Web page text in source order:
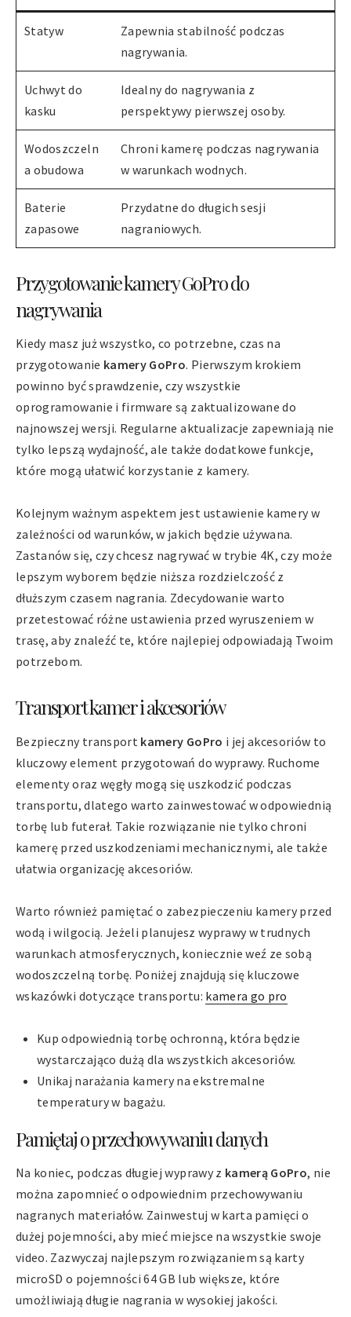
Statyw
Zapewnia stabilność podczas
nagrywania.
Uchwyt do
kasku
Idealny do nagrywania z
perspektywy pierwszej osoby.
Wodoszczeln
a obudowa
Chroni kamerę podczas nagrywania
w warunkach wodnych.
Baterie
zapasowe
Przydatne do długich sesji
nagraniowych.
Przygotowanie kamery GoPro do
nagrywania
Kiedy masz już wszystko, co potrzebne, czas na
przygotowanie kamery GoPro. Pierwszym krokiem
powinno być sprawdzenie, czy wszystkie
oprogramowanie i firmware są zaktualizowane do
najnowszej wersji. Regularne aktualizacje zapewniają nie
tylko lepszą wydajność, ale także dodatkowe funkcje,
które mogą ułatwić korzystanie z kamery.
Kolejnym ważnym aspektem jest ustawienie kamery w
zależności od warunków, w jakich będzie używana.
Zastanów się, czy chcesz nagrywać w trybie 4K, czy może
lepszym wyborem będzie niższa rozdzielczość z
dłuższym czasem nagrania. Zdecydowanie warto
przetestować różne ustawienia przed wyruszeniem w
trasę, aby znaleźć te, które najlepiej odpowiadają Twoim
potrzebom.
Transport kamer i akcesoriów
Bezpieczny transport kamery GoPro i jej akcesoriów to
kluczowy element przygotowań do wyprawy. Ruchome
elementy oraz węgły mogą się uszkodzić podczas
transportu, dlatego warto zainwestować w odpowiednią
torbę lub futerał. Takie rozwiązanie nie tylko chroni
kamerę przed uszkodzeniami mechanicznymi, ale także
ułatwia organizację akcesoriów.
Warto również pamiętać o zabezpieczeniu kamery przed
wodą i wilgocią. Jeżeli planujesz wyprawy w trudnych
warunkach atmosferycznych, koniecznie weź ze sobą
wodoszczelną torbę. Poniżej znajdują się kluczowe
wskazówki dotyczące transportu: kamera go pro
Kup odpowiednią torbę ochronną, która będzie
wystarczająco dużą dla wszystkich akcesoriów.
Unikaj narażania kamery na ekstremalne
temperatury w bagażu.
Pamiętaj o przechowywaniu danych
Na koniec, podczas długiej wyprawy z kamerą GoPro, nie
można zapomnieć o odpowiednim przechowywaniu
nagranych materiałów. Zainwestuj w karta pamięci o
dużej pojemności, aby mieć miejsce na wszystkie swoje
video. Zazwyczaj najlepszym rozwiązaniem są karty
microSD o pojemności 64 GB lub większe, które
umożliwiają długie nagrania w wysokiej jakości.